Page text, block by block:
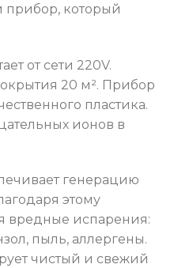
который
от сети 220V.
20 м². Прибор
пластика.
ионов в
генерацию
этому
вредные испарения:
пыль, аллергены.
чистый и свежий